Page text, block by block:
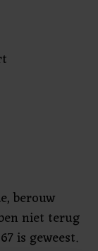
berouw
niet terug
is geweest.